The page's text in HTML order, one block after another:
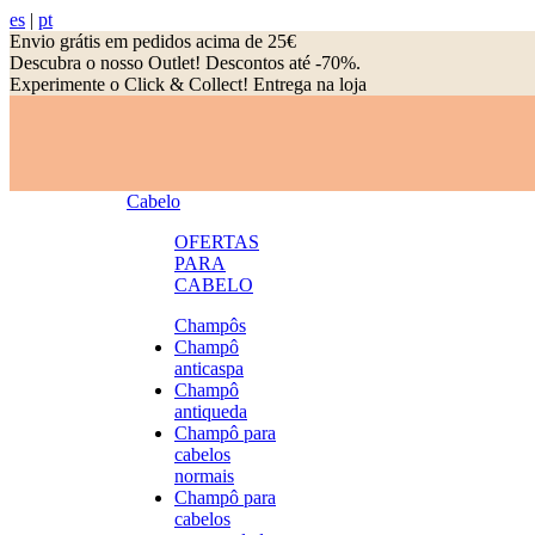
es | pt
Envio grátis em pedidos acima de 25€
Descubra o nosso Outlet! Descontos até -70%.
Experimente o Click & Collect! Entrega na loja
Cabelo
OFERTAS
PARA
CABELO
Champôs
Champô
anticaspa
Champô
antiqueda
Champô para
cabelos
normais
Champô para
cabelos